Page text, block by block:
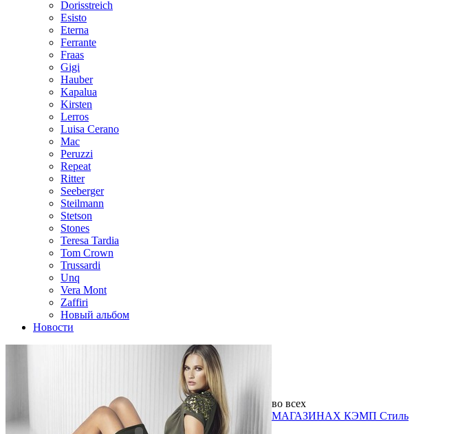
Dorisstreich
Esisto
Eterna
Ferrante
Fraas
Gigi
Hauber
Kapalua
Kirsten
Lerros
Luisa Cerano
Mac
Peruzzi
Repeat
Ritter
Seeberger
Steilmann
Stetson
Stones
Teresa Tardia
Tom Crown
Trussardi
Unq
Vera Mont
Zaffiri
Новый альбом
Новости
во всех
МАГАЗИНАХ КЭМП Стиль